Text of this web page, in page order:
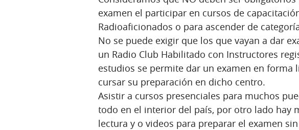
examen el participar en cursos de
Radioaficionados o para ascender de
No se puede exigir que los que vayan a dar
un Radio Club Habilitado con Instructores
estudios se permite dar un examen en forma
cursar su preparación en dicho centro.
Asistir a cursos presenciales para muchos
todo en el interior del país, por otro lado hay
lectura y o videos para preparar el examen